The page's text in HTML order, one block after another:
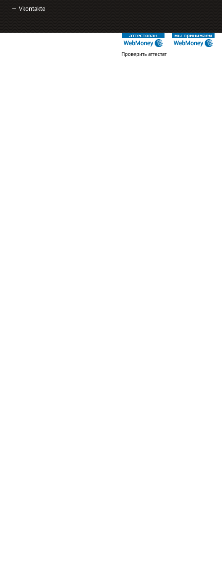
Vkontakte
Проверить аттестат